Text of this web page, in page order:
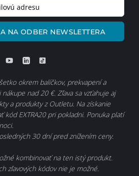
NA ODBER NEWSLETTERA
okrem balíčkov, prekvapení a
nad 20 €. Zľava sa vzťahuje aj
a produkty z Outletu. Na získanie
kód EXTRA20 pri pokladni. Ponuka platí
30 dní pred znížením ceny.
kombinovať na ten istý produkt.
zľavových kódov nie je možné.